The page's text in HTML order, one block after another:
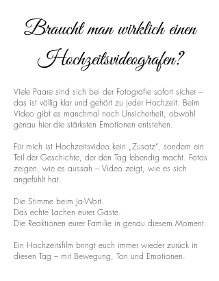
Braucht man wirklich einen
Hochzeitsvideografen?
Viele Paare sind sich bei der Fotografie sofort sicher –
das ist völlig klar und gehört zu jeder Hochzeit. Beim
Video gibt es manchmal noch Unsicherheit, obwohl
genau hier die stärksten Emotionen entstehen.
Für mich ist Hochzeitsvideo kein „Zusatz“, sondern ein
Teil der Geschichte, der den Tag lebendig macht. Fotos
zeigen, wie es aussah – Video zeigt, wie es sich
angefühlt hat.
Die Stimme beim Ja-Wort.
Das echte Lachen eurer Gäste.
Die Reaktionen eurer Familie in genau diesem Moment.
Ein Hochzeitsfilm bringt euch immer wieder zurück in
diesen Tag – mit Bewegung, Ton und Emotionen.